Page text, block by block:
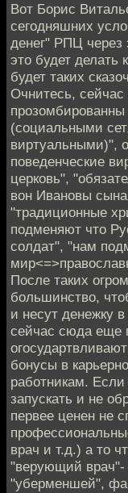
Вот Борис
сегодняшних
денег" РПЦ через
это будет
будет таких
Очнитесь,
(социальными
виртуальными)",
поведенческие
церковь",
вон Ивановы
"традиционные
подменяют что
солдат", "нам
После таких
большинство,
и несут денежку
сейчас сюда еще
бонусы в
работникам.
запускать и не
первее ценен не
врач и т.д.) а то
"верующий
"уберменшей",